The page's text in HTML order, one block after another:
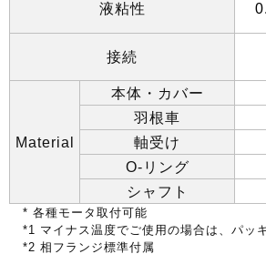
液粘性
接続
Material
本体・カバー
羽根車
軸受け
O- リング
シャフト
* 各種モータ取付可能
*1 マイナス温度でご使用の場合は、パッ
*2 相フランジ標準付属